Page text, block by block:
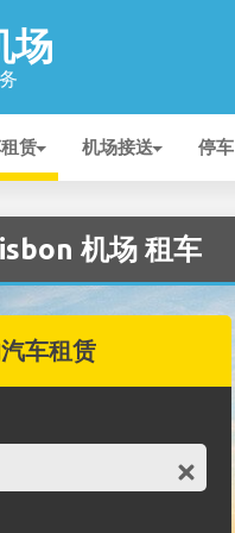
场
赁 机场接送 停车
机场 租车
车租赁